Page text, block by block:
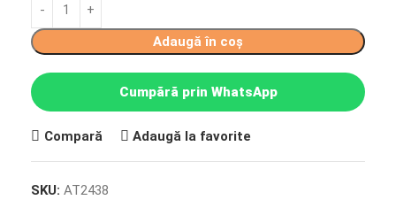
Adaugă în coș
Cumpără prin WhatsApp
Compară Adaugă la favorite
SKU: AT2438